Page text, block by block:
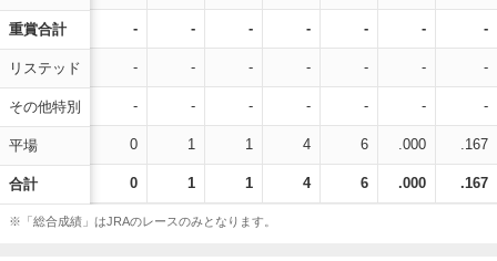
重賞合計
リステッド
その他特別
平場
合計
- - - - - - -
- - - - - - -
- - - - - - -
0 1 1 4 6 .000 .167
0 1 1 4 6 .000 .167
※「総合成績」はJRAのレースのみとなります。